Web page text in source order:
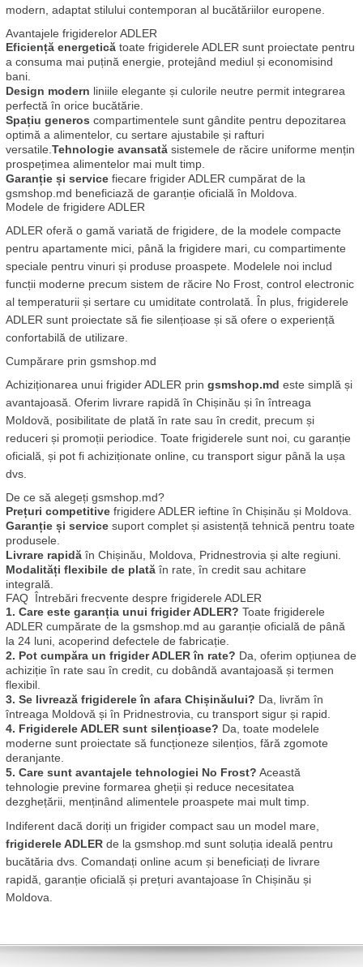
modern, adaptat stilului contemporan al bucătăriilor europene.
Avantajele frigiderelor ADLER
Eficiență energetică toate frigiderele ADLER sunt proiectate pentru
a consuma mai puțină energie, protejând mediul și economisind
bani.
Design modern liniile elegante și culorile neutre permit integrarea
perfectă în orice bucătărie.
Spațiu generos compartimentele sunt gândite pentru depozitarea
optimă a alimentelor, cu sertare ajustabile și rafturi
versatile.Tehnologie avansată sistemele de răcire uniforme mențin
prospețimea alimentelor mai mult timp.
Garanție și service fiecare frigider ADLER cumpărat de la
gsmshop.md beneficiază de garanție oficială în Moldova.
Modele de frigidere ADLER
ADLER oferă o gamă variată de frigidere, de la modele compacte
pentru apartamente mici, până la frigidere mari, cu compartimente
speciale pentru vinuri și produse proaspete. Modelele noi includ
funcții moderne precum sistem de răcire No Frost, control electronic
al temperaturii și sertare cu umiditate controlată. În plus, frigiderele
ADLER sunt proiectate să fie silențioase și să ofere o experiență
confortabilă de utilizare.
Cumpărare prin gsmshop.md
Achiziționarea unui frigider ADLER prin gsmshop.md este simplă și
avantajoasă. Oferim livrare rapidă în Chișinău și în întreaga
Moldovă, posibilitate de plată în rate sau în credit, precum și
reduceri și promoții periodice. Toate frigiderele sunt noi, cu garanție
oficială, și pot fi achiziționate online, cu transport sigur până la ușa
dvs.
De ce să alegeți gsmshop.md?
Prețuri competitive frigidere ADLER ieftine în Chișinău și Moldova.
Garanție și service suport complet și asistență tehnică pentru toate
produsele.
Livrare rapidă în Chișinău, Moldova, Pridnestrovia și alte regiuni.
Modalități flexibile de plată în rate, în credit sau achitare
integrală.
FAQ  Întrebări frecvente despre frigiderele ADLER
1. Care este garanția unui frigider ADLER? Toate frigiderele
ADLER cumpărate de la gsmshop.md au garanție oficială de până
la 24 luni, acoperind defectele de fabricație.
2. Pot cumpăra un frigider ADLER în rate? Da, oferim opțiunea de
achiziție în rate sau în credit, cu dobândă avantajoasă și termen
flexibil.
3. Se livrează frigiderele în afara Chișinăului? Da, livrăm în
întreaga Moldovă și în Pridnestrovia, cu transport sigur și rapid.
4. Frigiderele ADLER sunt silențioase? Da, toate modelele
moderne sunt proiectate să funcționeze silențios, fără zgomote
deranjante.
5. Care sunt avantajele tehnologiei No Frost? Această
tehnologie previne formarea gheții și reduce necesitatea
dezghețării, menținând alimentele proaspete mai mult timp.
frigiderele ADLER de la gsmshop.md sunt soluția ideală pentru
bucătăria dvs. Comandați online acum și beneficiați de livrare
rapidă, garanție oficială și prețuri avantajoase în Chișinău și
Moldova.